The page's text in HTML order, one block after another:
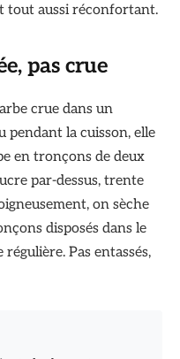
tout aussi réconfortant.
pas crue
crue dans un
pendant la cuisson, elle
en tronçons de deux
par-dessus, trente
on sèche
disposés dans le
Pas entassés,